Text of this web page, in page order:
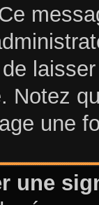
Notez
une
une